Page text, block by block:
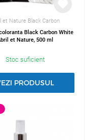
et Nature Black Carbon
Black Carbon White
et Nature, 500 ml
Stoc suficient
PRODUSUL